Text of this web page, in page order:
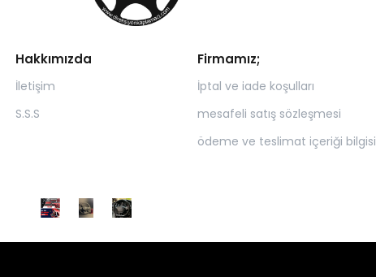
Hakkımızda
İletişim
S.S.S
Firmamız;
İptal ve iade koşulları
mesafeli satış sözleşmesi
ödeme ve teslimat içeriği bilgisi